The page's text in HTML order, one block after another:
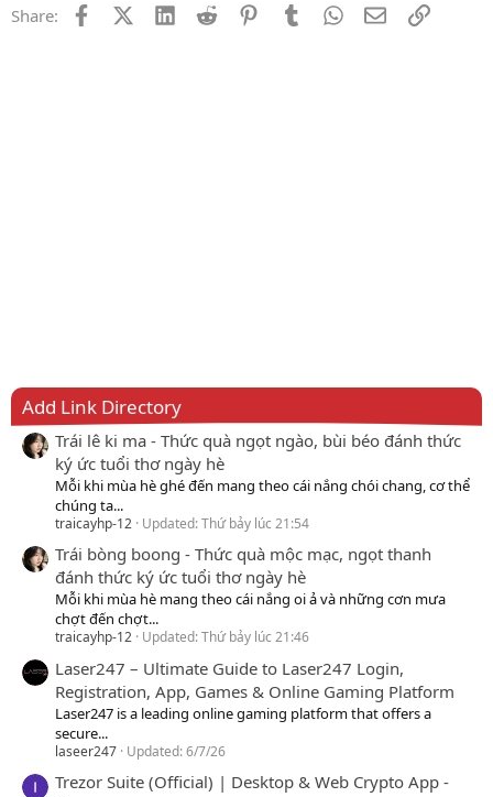
Share: FacebookX (Twitter)
LinkedInReddit PinterestTumblrWhatsApp
EmailLink
Add Link Directory
Trái lê ki ma - Thức quà ngọt ngào, bùi béo đánh thức
ký ức tuổi thơ ngày hè
Mỗi khi mùa hè ghé đến mang theo cái nắng chói chang, cơ thể
chúng ta...
traicayhp-12 Updated:Thứ bảy lúc 21:54
Trái bòng boong - Thức quà mộc mạc, ngọt thanh
đánh thức ký ức tuổi thơ ngày hè
Mỗi khi mùa hè mang theo cái nắng oi ả và những cơn mưa
chợt đến chợt...
traicayhp-12 Updated:Thứ bảy lúc 21:46
Laser247 – Ultimate Guide to Laser247 Login,
Registration, App, Games & Online Gaming Platform
Laser247 is a leading online gaming platform that offers a
secure...
laseer247 Updated:6/7/26
Trezor Suite (Official) | Desktop & Web Crypto App -